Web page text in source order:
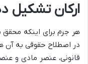
ارکان تشکیل
هر جرم برای اینکه
در اصطلاح حقوقی به آن
قانونی، عنصر مادی و